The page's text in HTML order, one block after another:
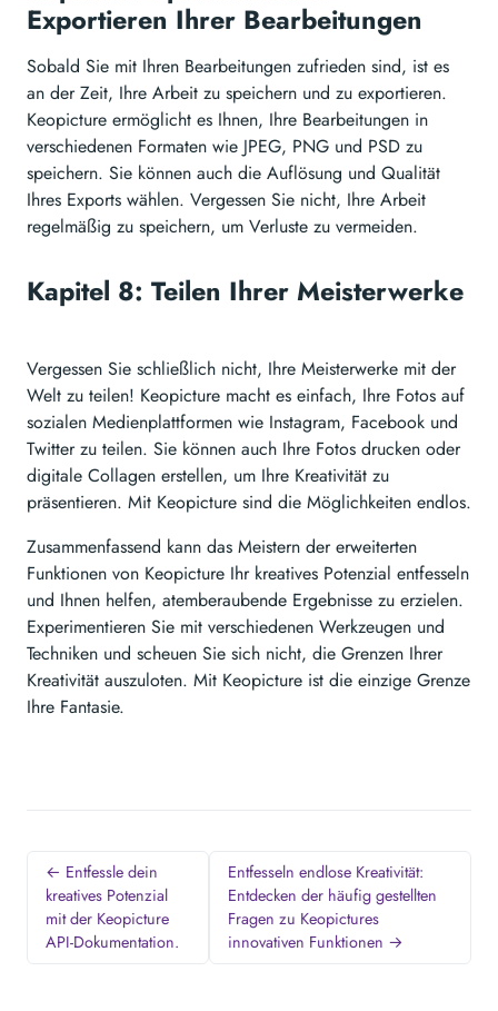
Exportieren Ihrer Bearbeitungen
Sobald Sie mit Ihren Bearbeitungen zufrieden sind, ist es
an der Zeit, Ihre Arbeit zu speichern und zu exportieren.
Keopicture ermöglicht es Ihnen, Ihre Bearbeitungen in
verschiedenen Formaten wie JPEG, PNG und PSD zu
speichern. Sie können auch die Auflösung und Qualität
Ihres Exports wählen. Vergessen Sie nicht, Ihre Arbeit
regelmäßig zu speichern, um Verluste zu vermeiden.
Kapitel 8: Teilen Ihrer Meisterwerke
Vergessen Sie schließlich nicht, Ihre Meisterwerke mit der
Welt zu teilen! Keopicture macht es einfach, Ihre Fotos auf
sozialen Medienplattformen wie Instagram, Facebook und
Twitter zu teilen. Sie können auch Ihre Fotos drucken oder
digitale Collagen erstellen, um Ihre Kreativität zu
präsentieren. Mit Keopicture sind die Möglichkeiten endlos.
Zusammenfassend kann das Meistern der erweiterten
Funktionen von Keopicture Ihr kreatives Potenzial entfesseln
und Ihnen helfen, atemberaubende Ergebnisse zu erzielen.
Experimentieren Sie mit verschiedenen Werkzeugen und
Techniken und scheuen Sie sich nicht, die Grenzen Ihrer
Kreativität auszuloten. Mit Keopicture ist die einzige Grenze
Ihre Fantasie.
← Entfessle dein
kreatives Potenzial
mit der Keopicture
API-Dokumentation.
Entfesseln endlose Kreativität:
Entdecken der häufig gestellten
Fragen zu Keopictures
innovativen Funktionen →